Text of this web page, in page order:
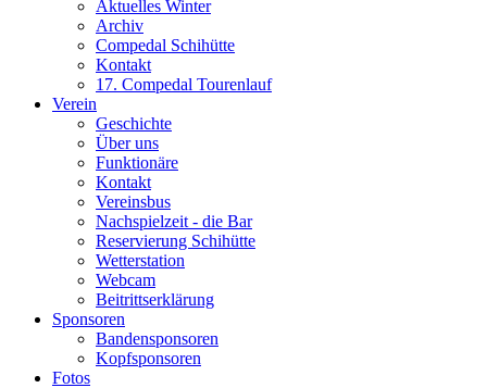
Aktuelles Winter
Archiv
Compedal Schihütte
Kontakt
17. Compedal Tourenlauf
Verein
Geschichte
Über uns
Funktionäre
Kontakt
Vereinsbus
Nachspielzeit - die Bar
Reservierung Schihütte
Wetterstation
Webcam
Beitrittserklärung
Sponsoren
Bandensponsoren
Kopfsponsoren
Fotos